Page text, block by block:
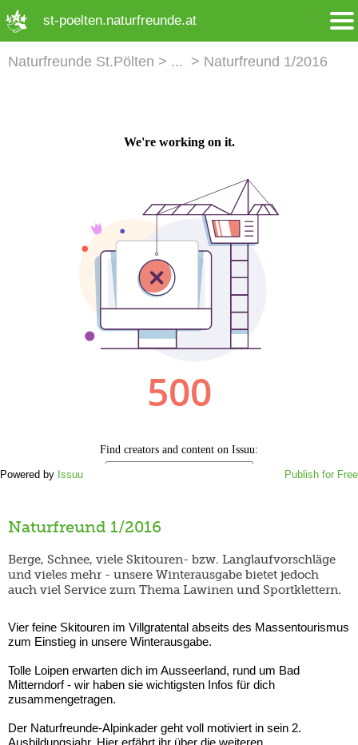
st-poelten.naturfreunde.at
Naturfreunde St.Pölten Naturfreund 1/2016
Powered by Issuu Publish for Free
Naturfreund 1/2016
Berge, Schnee, viele Skitouren- bzw. Langlaufvorschläge
und vieles mehr - unsere Winterausgabe bietet jedoch
auch viel Service zum Thema Lawinen und Sportklettern.
Vier feine Skitouren im Villgratental abseits des Massentourismus
zum Einstieg in unsere Winterausgabe.
Tolle Loipen erwarten dich im Ausseerland, rund um Bad
Mitterndorf - wir haben sie wichtigsten Infos für dich
zusammengetragen.
Der Naturfreunde-Alpinkader geht voll motiviert in sein 2.
Ausbildungsjahr. Hier erfährt ihr über die weiteren